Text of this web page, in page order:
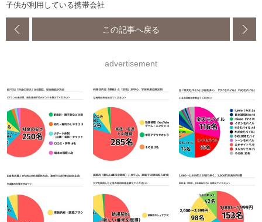
子供が利用している携帯会社
この記事へ戻る
advertisement